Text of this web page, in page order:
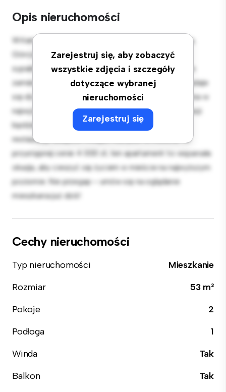
Opis nieruchomości
Zarejestruj się, aby zobaczyć
wszystkie zdjęcia i szczegóły
dotyczące wybranej
nieruchomości
Zarejestruj się
Witamy w Twojej nowej miejskiej oazie w Warszawa,
Górczewska! Ten nowoczesny apartament z 2
sypialniami oferuje stylową i przytulną przestrzeń do
zamieszkania. Otwarta koncepcja układu idealnie nadaje
się do rozrywki, a elegancka kuchnia jest wyposażona w
najwyższej jakości sprzęt. Dzięki doskonałej lokalizacji
będziesz zaledwie kilka kroków od najlepszych
restauracji, sklepów i miejsc rozrywki w mieście. W
przystępnej cenie 4 000 zł, ten apartament to wspaniała
okazja, aby cieszyć się życiem w mieście na najwyższym
poziomie. Nie przegap – umów się na oglądanie
mieszkania już dziś!
Cechy nieruchomości
Typ nieruchomości
Mieszkanie
Rozmiar
53 m²
Pokoje
2
Podłoga
1
Winda
Tak
Balkon
Tak